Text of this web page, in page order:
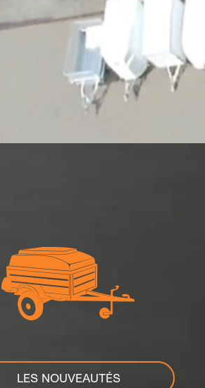
LES NOUVEAUTÉS